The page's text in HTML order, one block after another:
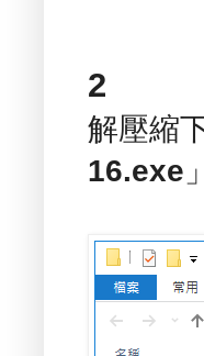
2
解壓縮
16.exe